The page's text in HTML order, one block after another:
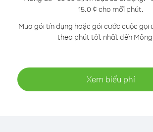
15.0 ¢ cho mỗi phút.
Mua gói tín dụng hoặc gói cước cuộc gọi
theo phút tốt nhất đến Mông
Xem biểu phí